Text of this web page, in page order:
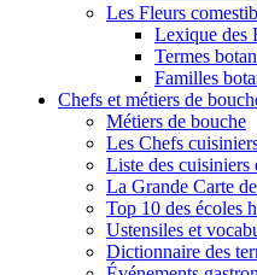
Les Fleurs
Lexique des
Termes
Familles
Chefs et métiers de
Métiers de bouche
Les Chefs
Liste des cuisiniers
La Grande Carte
Top 10 des écoles
Ustensiles et
Dictionnaire des